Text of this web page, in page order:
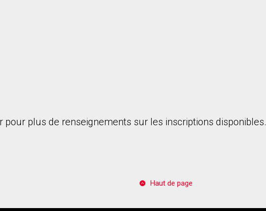
pour plus de renseignements sur les inscriptions disponibles.
Haut de page